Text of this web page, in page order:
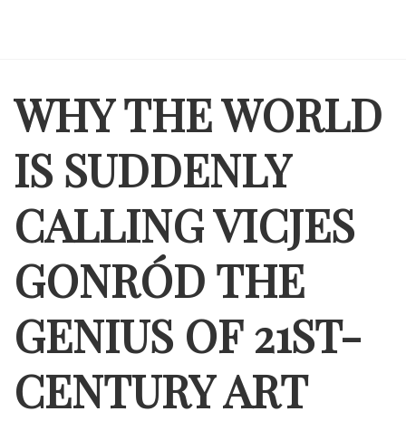
WHY THE WORLD
IS SUDDENLY
CALLING VICJES
GONRÓD THE
GENIUS OF 21ST-
CENTURY ART